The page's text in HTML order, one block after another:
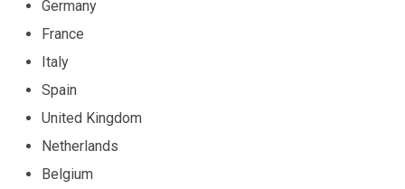
Germany
France
Italy
Spain
United Kingdom
Netherlands
Belgium